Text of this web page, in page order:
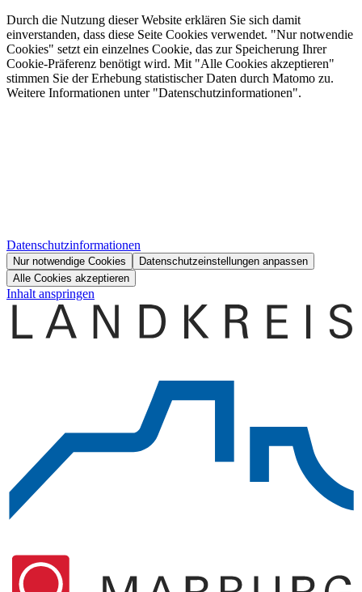
Durch die Nutzung dieser Website erklären Sie sich damit
einverstanden, dass diese Seite Cookies verwendet. "Nur notwendie
Cookies" setzt ein einzelnes Cookie, das zur Speicherung Ihrer
Cookie-Präferenz benötigt wird. Mit "Alle Cookies akzeptieren"
stimmen Sie der Erhebung statistischer Daten durch Matomo zu.
Weitere Informationen unter "Datenschutzinformationen".
Datenschutzinformationen
Nur notwendige Cookies
Datenschutzeinstellungen anpassen
Alle Cookies akzeptieren
Inhalt anspringen